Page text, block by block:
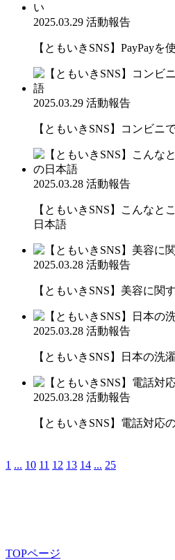
2025.03.29 活動報告
【ともいきSNS】PayPay
2025.03.29 活動報告
【ともいきSNS】コンビニ
2025.03.28 活動報告
【ともいきSNS】こんなと
日本語
2025.03.28 活動報告
【ともいきSNS】美容に関
2025.03.28 活動報告
【ともいきSNS】日本の洗
2025.03.28 活動報告
【ともいきSNS】電話対応
1 ... 10 11 12 13 14 ... 25
TOPページ